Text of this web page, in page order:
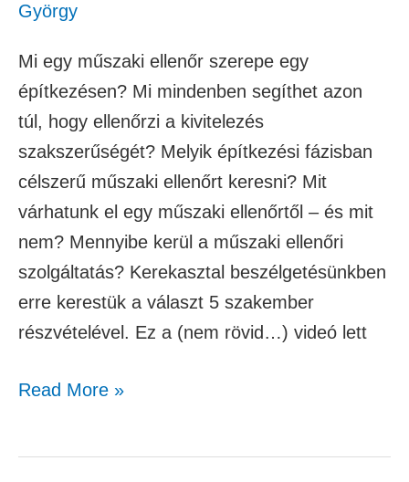
György
Mi egy műszaki ellenőr szerepe egy
építkezésen? Mi mindenben segíthet azon
túl, hogy ellenőrzi a kivitelezés
szakszerűségét? Melyik építkezési fázisban
célszerű műszaki ellenőrt keresni? Mit
várhatunk el egy műszaki ellenőrtől – és mit
nem? Mennyibe kerül a műszaki ellenőri
szolgáltatás? Kerekasztal beszélgetésünkben
erre kerestük a választ 5 szakember
részvételével. Ez a (nem rövid…) videó lett
Read More »